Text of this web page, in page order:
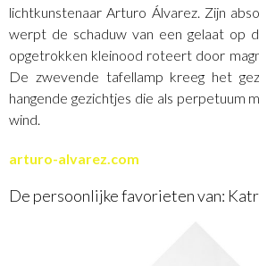
lichtkunstenaar Arturo Álvarez. Zijn
werpt de schaduw van een gelaat op
opgetrokken kleinood roteert door
De zwevende tafellamp kreeg het
hangende gezichtjes die als perpetuum
wind.
arturo-alvarez.com
De persoonlijke favorieten van: